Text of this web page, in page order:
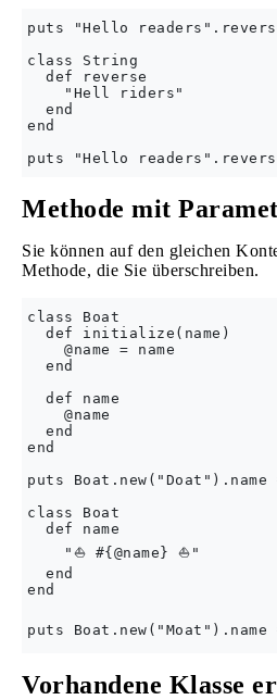
puts "Hello
class String
  def reverse
    "Hell riders"
  end
end
Methode mit
Sie können auf den gleichen
Methode, die Sie überschreiben.
class Boat
  def initialize(name)
    @name = name
  end
  def name
    @name
  end
end
puts Boat.new("Doat").name
class Boat
  def name
    "⛵ #{@name} ⛵"
  end
end
Vorhandene Klasse